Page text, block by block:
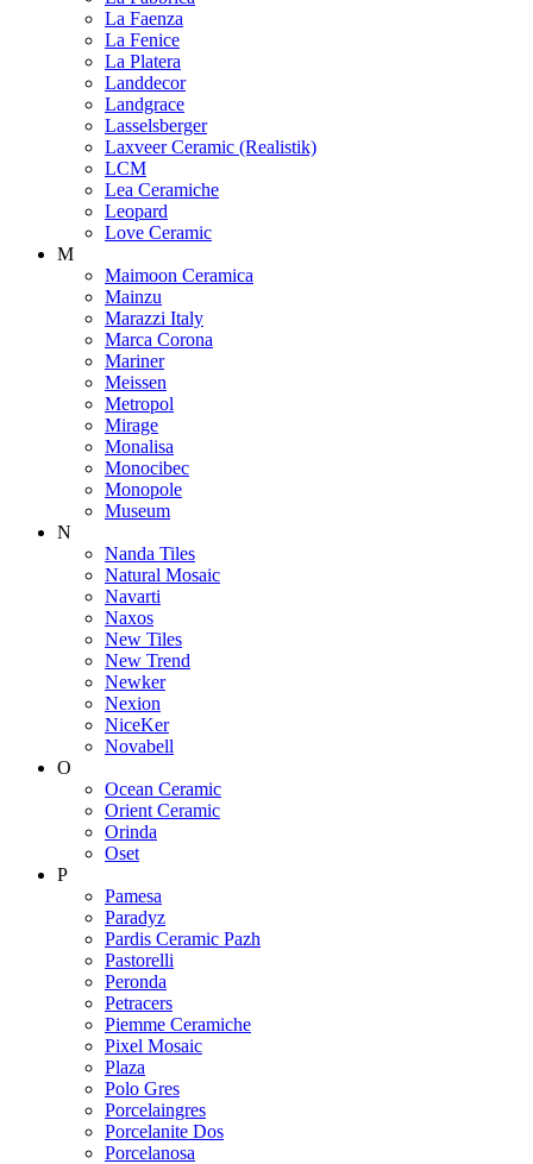
La Faenza
La Fenice
La Platera
Landdecor
Landgrace
Lasselsberger
Laxveer Ceramic (Realistik)
LCM
Lea Ceramiche
Leopard
Love Ceramic
M
Maimoon Ceramica
Mainzu
Marazzi Italy
Marca Corona
Mariner
Meissen
Metropol
Mirage
Monalisa
Monocibec
Monopole
Museum
N
Nanda Tiles
Natural Mosaic
Navarti
Naxos
New Tiles
New Trend
Newker
Nexion
NiceKer
Novabell
O
Ocean Ceramic
Orient Ceramic
Orinda
Oset
P
Pamesa
Paradyz
Pardis Ceramic Pazh
Pastorelli
Peronda
Petracers
Piemme Ceramiche
Pixel Mosaic
Plaza
Polo Gres
Porcelaingres
Porcelanite Dos
Porcelanosa